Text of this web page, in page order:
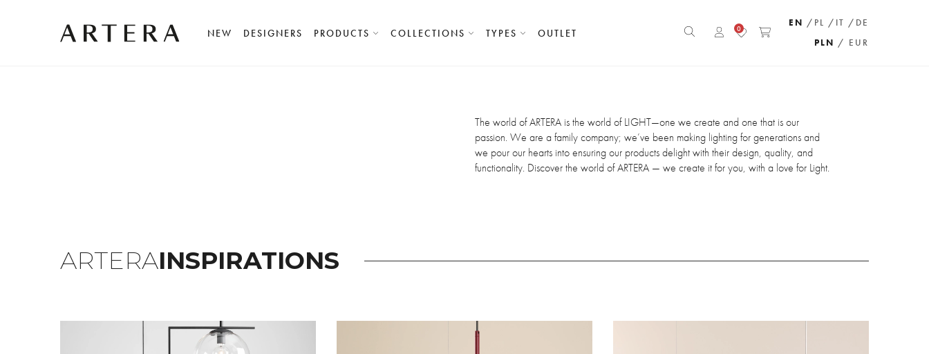
NEW DESIGNERS PRODUCTS COLLECTIONS TYPES OUTLET 0
EN /PL /IT /DE
PLN / EUR
The world of ARTERA is the world of LIGHT—one we create and one that is our
passion. We are a family company; we’ve been making lighting for generations and
we pour our hearts into ensuring our products delight with their design, quality, and
functionality. Discover the world of ARTERA — we create it for you, with a love for Light.
ARTERAINSPIRATIONS